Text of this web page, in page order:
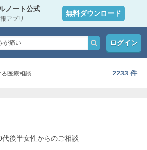
ノート公式
アプリ
無料ダウンロード
ログイン
る医療相談 2233 件
代後半女性からのご相談